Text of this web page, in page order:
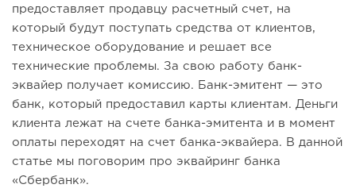
предоставляет продавцу расчетный счет, на
который будут поступать средства от клиентов,
техническое оборудование и решает все
технические проблемы. За свою работу банк-
эквайер получает комиссию. Банк-эмитент — это
банк, который предоставил карты клиентам. Деньги
клиента лежат на счете банка-эмитента и в момент
оплаты переходят на счет банка-эквайера. В данной
статье мы поговорим про эквайринг банка
«Сбербанк».